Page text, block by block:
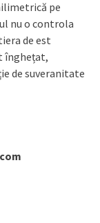
pe
nu o controla
de est
înghețat,
de suveranitate